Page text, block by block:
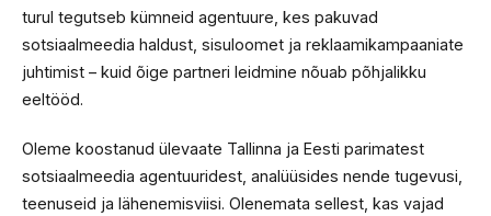
turul tegutseb kümneid agentuure, kes pakuvad
sotsiaalmeedia haldust, sisuloomet ja reklaamikampaaniate
juhtimist – kuid õige partneri leidmine nõuab põhjalikku
eeltööd.
Oleme koostanud ülevaate Tallinna ja Eesti parimatest
sotsiaalmeedia agentuuridest, analüüsides nende tugevusi,
teenuseid ja lähenemisviisi. Olenemata sellest, kas vajad